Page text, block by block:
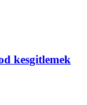
kesgitlemek